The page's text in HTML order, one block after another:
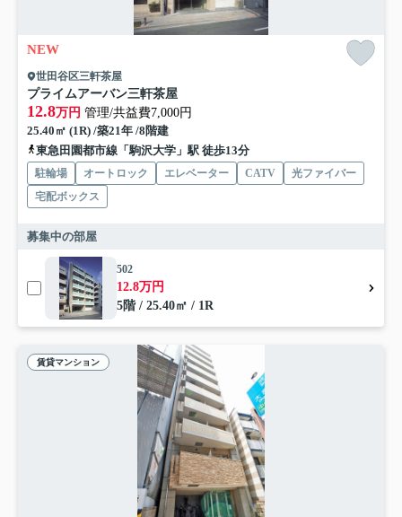
NEW
世田谷区三軒茶屋
プライムアーバン三軒茶屋
12.8万円 管理/共益費7,000円
25.40㎡ (1R) /築21年 /8階建
東急田園都市線「駒沢大学」駅 徒歩13分
駐輪場 オートロック エレベーター CATV
光ファイバー
宅配ボックス
募集中の部屋
502
12.8万円
5階 / 25.40㎡ / 1R
賃貸マンション